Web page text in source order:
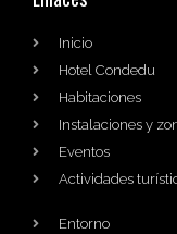
Inicio
Hotel Condedu
Habitaciones
Instalaciones y
Eventos
Actividades
Entorno